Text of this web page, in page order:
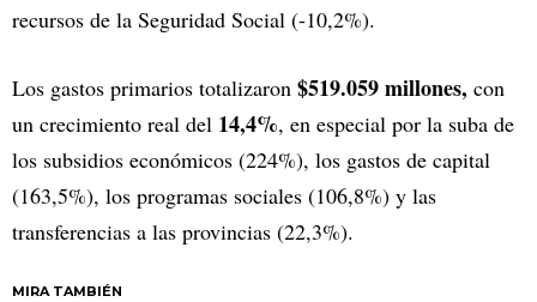
recursos de la Seguridad Social (-10,2%).
Los gastos primarios totalizaron $519.059 millones, con
un crecimiento real del 14,4%, en especial por la suba de
los subsidios económicos (224%), los gastos de capital
(163,5%), los programas sociales (106,8%) y las
transferencias a las provincias (22,3%).
MIRA TAMBIÉN